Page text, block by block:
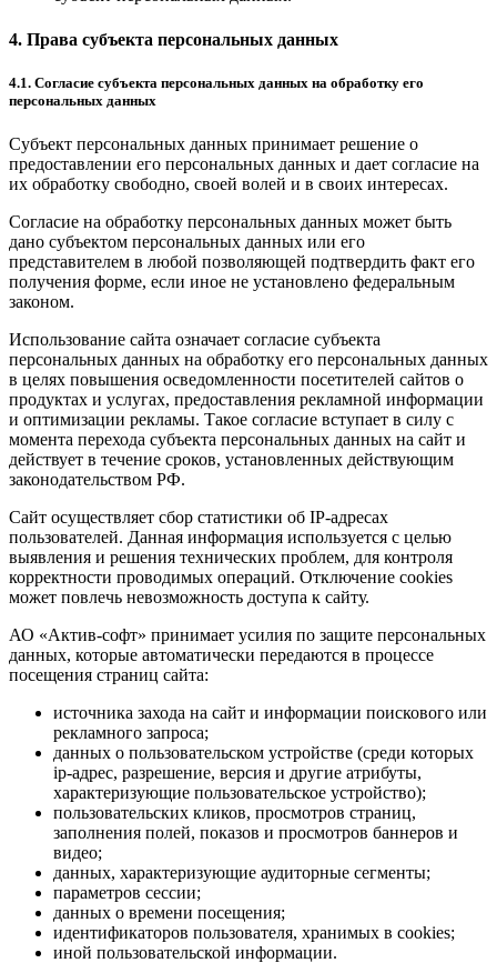
4. Права субъекта персональных данных
4.1. Согласие субъекта персональных данных на обработку его
персональных данных
Субъект персональных данных принимает решение о
предоставлении его персональных данных и дает согласие на
их обработку свободно, своей волей и в своих интересах.
Согласие на обработку персональных данных может быть
дано субъектом персональных данных или его
представителем в любой позволяющей подтвердить факт его
получения форме, если иное не установлено федеральным
законом.
Использование сайта означает согласие субъекта
персональных данных на обработку его персональных данных
в целях повышения осведомленности посетителей сайтов о
продуктах и услугах, предоставления рекламной информации
и оптимизации рекламы. Такое согласие вступает в силу с
момента перехода субъекта персональных данных на сайт и
действует в течение сроков, установленных действующим
законодательством РФ.
Сайт осуществляет сбор статистики об IP-адресах
пользователей. Данная информация используется с целью
выявления и решения технических проблем, для контроля
корректности проводимых операций. Отключение cookies
может повлечь невозможность доступа к сайту.
АО «Актив-софт» принимает усилия по защите персональных
данных, которые автоматически передаются в процессе
посещения страниц сайта:
источника захода на сайт и информации поискового или
рекламного запроса;
данных о пользовательском устройстве (среди которых
ip-адрес, разрешение, версия и другие атрибуты,
характеризующие пользовательское устройство);
пользовательских кликов, просмотров страниц,
заполнения полей, показов и просмотров баннеров и
видео;
данных, характеризующие аудиторные сегменты;
параметров сессии;
данных о времени посещения;
идентификаторов пользователя, хранимых в cookies;
иной пользовательской информации.